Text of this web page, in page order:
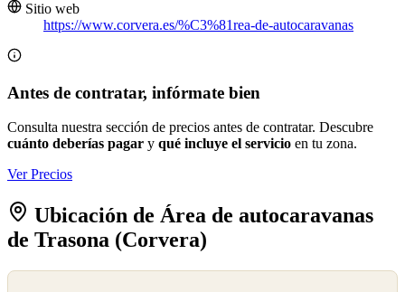
Sitio web
https://www.corvera.es/%C3%81rea-de-autocaravanas
Antes de contratar, infórmate bien
Consulta nuestra sección de precios antes de contratar. Descubre
cuánto deberías pagar y qué incluye el servicio en tu zona.
Ver Precios
Ubicación de Área de autocaravanas
de Trasona (Corvera)